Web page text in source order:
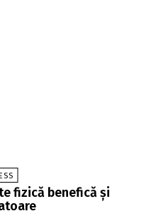
fizică benefică și